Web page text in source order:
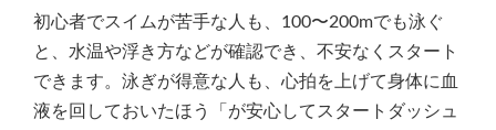
初心者でスイムが苦手な人も、100〜200mでも泳ぐ
と、水温や浮き方などが確認でき、不安なくスタート
できます。泳ぎが得意な人も、心拍を上げて身体に血
液を回しておいたほう「が安心してスタートダッシュ